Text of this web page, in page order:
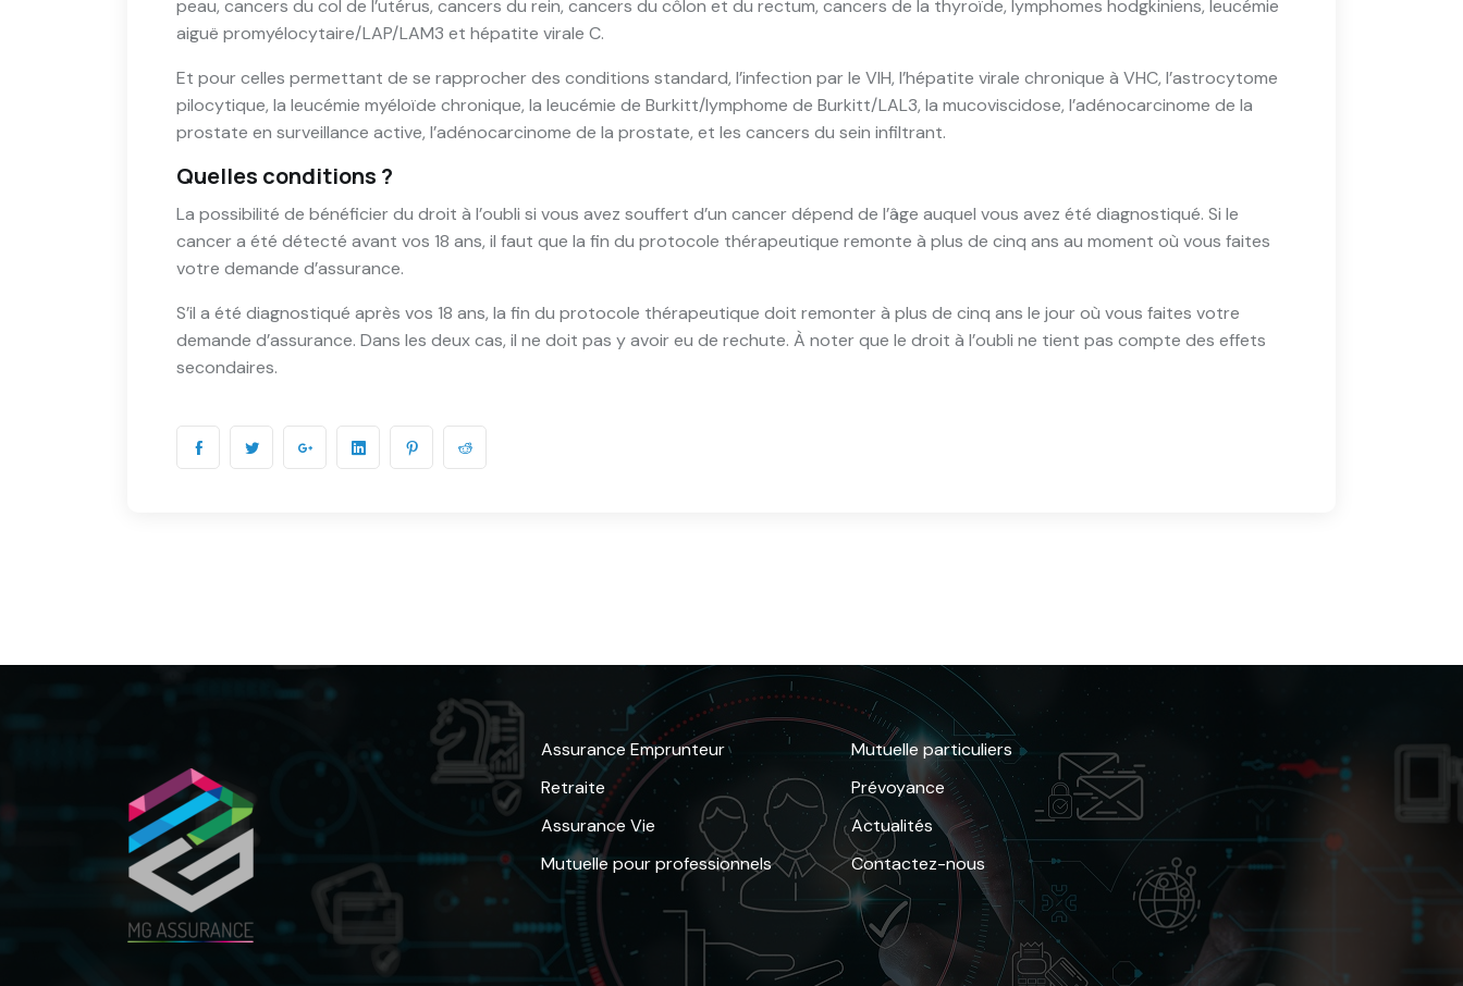
peau, cancers du col de l’utérus, cancers du rein, cancers du côlon et du rectum, cancers de la thyroïde, lymphomes hodgkiniens, leucémie
aiguë promyélocytaire/LAP/LAM3 et hépatite virale C.
Et pour celles permettant de se rapprocher des conditions standard, l’infection par le VIH, l’hépatite virale chronique à VHC, l’astrocytome
pilocytique, la leucémie myéloïde chronique, la leucémie de Burkitt/lymphome de Burkitt/LAL3, la mucoviscidose, l’adénocarcinome de la
prostate en surveillance active, l’adénocarcinome de la prostate, et les cancers du sein infiltrant.
Quelles conditions ?
La possibilité de bénéficier du droit à l’oubli si vous avez souffert d’un cancer dépend de l’âge auquel vous avez été diagnostiqué. Si le
cancer a été détecté avant vos 18 ans, il faut que la fin du protocole thérapeutique remonte à plus de cinq ans au moment où vous faites
votre demande d’assurance.
S’il a été diagnostiqué après vos 18 ans, la fin du protocole thérapeutique doit remonter à plus de cinq ans le jour où vous faites votre
demande d’assurance. Dans les deux cas, il ne doit pas y avoir eu de rechute. À noter que le droit à l’oubli ne tient pas compte des effets
secondaires.
Assurance Emprunteur
Retraite
Assurance Vie
Mutuelle pour professionnels
Mutuelle particuliers
Prévoyance
Actualités
Contactez-nous